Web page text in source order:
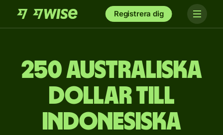
Registrera dig
250 australiska
dollar till
indonesiska